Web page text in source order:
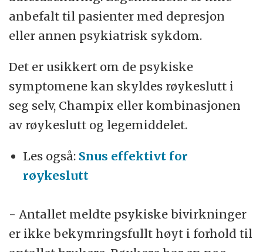
anbefalt til pasienter med depresjon
eller annen psykiatrisk sykdom.
Det er usikkert om de psykiske
symptomene kan skyldes røykeslutt i
seg selv, Champix eller kombinasjonen
av røykeslutt og legemiddelet.
Les også: Snus effektivt for
røykeslutt
- Antallet meldte psykiske bivirkninger
er ikke bekymringsfullt høyt i forhold til